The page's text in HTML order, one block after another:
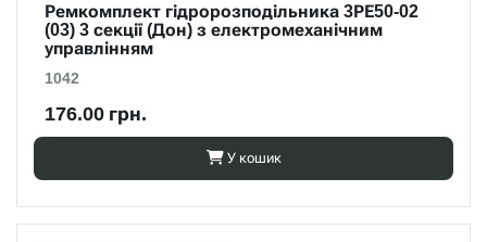
Ремкомплект гідророзподільника 3РЕ50-02
(03) 3 секції (Дон) з електромеханічним
управлінням
1042
176.00 грн.
У кошик